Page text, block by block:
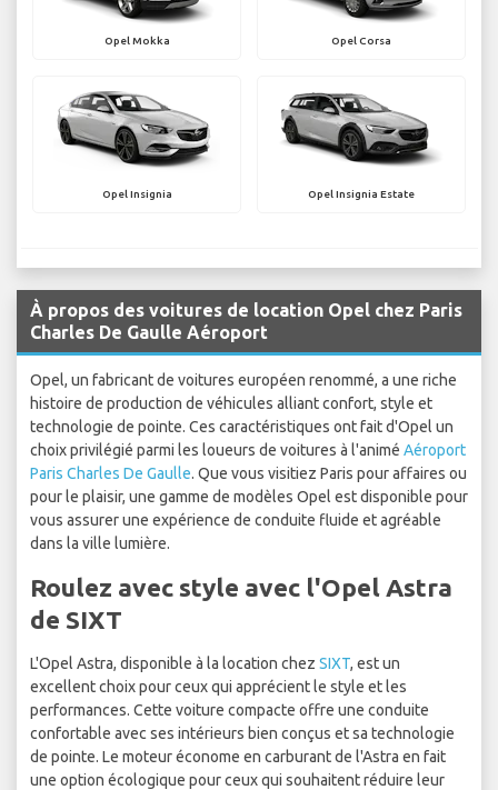
Opel Mokka Opel Corsa
Opel Insignia Opel Insignia Estate
À propos des voitures de location Opel chez Paris
Charles De Gaulle Aéroport
Opel, un fabricant de voitures européen renommé, a une riche
histoire de production de véhicules alliant confort, style et
technologie de pointe. Ces caractéristiques ont fait d'Opel un
choix privilégié parmi les loueurs de voitures à l'animé Aéroport
Paris Charles De Gaulle. Que vous visitiez Paris pour affaires ou
pour le plaisir, une gamme de modèles Opel est disponible pour
vous assurer une expérience de conduite fluide et agréable
dans la ville lumière.
Roulez avec style avec l'Opel Astra
de SIXT
L'Opel Astra, disponible à la location chez SIXT, est un
excellent choix pour ceux qui apprécient le style et les
performances. Cette voiture compacte offre une conduite
confortable avec ses intérieurs bien conçus et sa technologie
de pointe. Le moteur économe en carburant de l'Astra en fait
une option écologique pour ceux qui souhaitent réduire leur